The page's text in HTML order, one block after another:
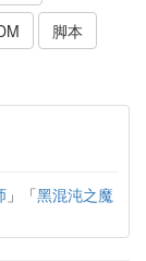
脚本
」「黑混沌之魔